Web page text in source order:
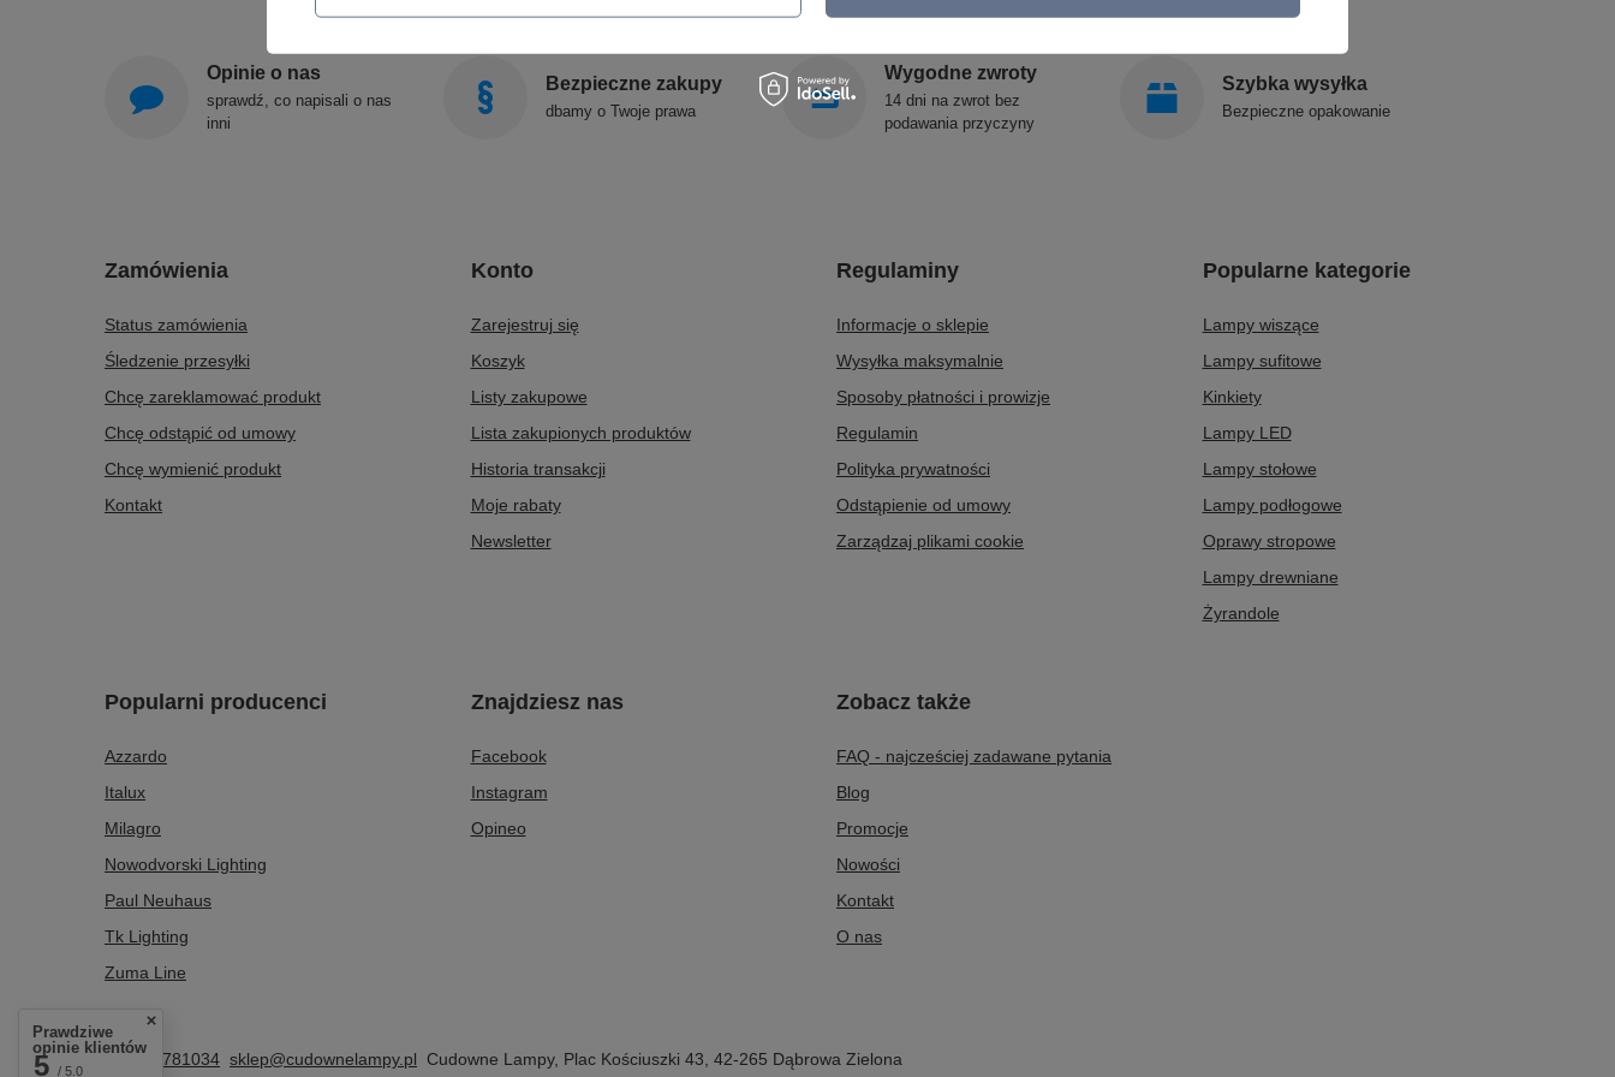
Opinie o nas
sprawdź, co napisali o nas
inni
Bezpieczne zakupy
dbamy o Twoje prawa
Wygodne zwroty
14 dni na zwrot bez
podawania przyczyny
Szybka wysyłka
Bezpieczne opakowanie
Zamówienia
Status zamówienia
Śledzenie przesyłki
Chcę zareklamować produkt
Chcę odstąpić od umowy
Chcę wymienić produkt
Kontakt
Konto
Zarejestruj się
Koszyk
Listy zakupowe
Lista zakupionych produktów
Historia transakcji
Moje rabaty
Newsletter
Regulaminy
Informacje o sklepie
Wysyłka maksymalnie
Sposoby płatności i prowizje
Regulamin
Polityka prywatności
Odstąpienie od umowy
Zarządzaj plikami cookie
Popularne kategorie
Lampy wiszące
Lampy sufitowe
Kinkiety
Lampy LED
Lampy stołowe
Lampy podłogowe
Oprawy stropowe
Lampy drewniane
Żyrandole
Popularni producenci
Azzardo
Italux
Milagro
Nowodvorski Lighting
Paul Neuhaus
Tk Lighting
Zuma Line
Znajdziesz nas
Facebook
Instagram
Opineo
Zobacz także
FAQ - najcześciej zadawane pytania
Blog
Promocje
Nowości
Kontakt
O nas
+48608781034 sklep@cudownelampy.pl Cudowne Lampy, Plac Kościuszki 43 42-265 Dąbrowa Zielona
Prawdziwe
opinie klientów
5 / 5.0